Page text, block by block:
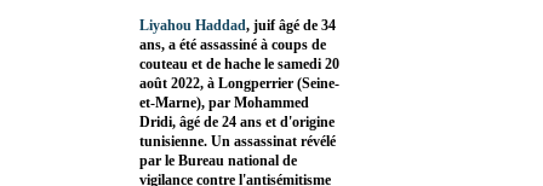
Liyahou Haddad, juif âgé de 34
ans, a été assassiné à coups de
couteau et de hache le samedi 20
août 2022, à Longperrier (Seine-
et-Marne), par Mohammed
Dridi, âgé de 24 ans et d'origine
tunisienne. Un assassinat révélé
par le Bureau national de
vigilance contre l'antisémitisme